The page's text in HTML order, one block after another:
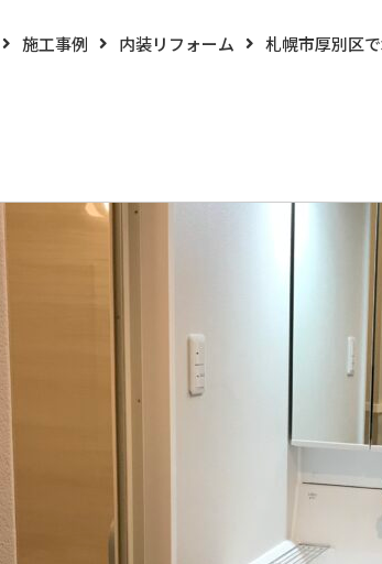
施工事例 内装リフォーム 札幌市厚別区